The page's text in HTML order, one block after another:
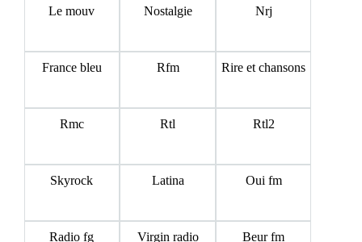
Le mouv Nostalgie Nrj
France bleu Rfm Rire et chansons
Rmc Rtl Rtl2
Skyrock Latina Oui fm
Radio fg Virgin radio Beur fm